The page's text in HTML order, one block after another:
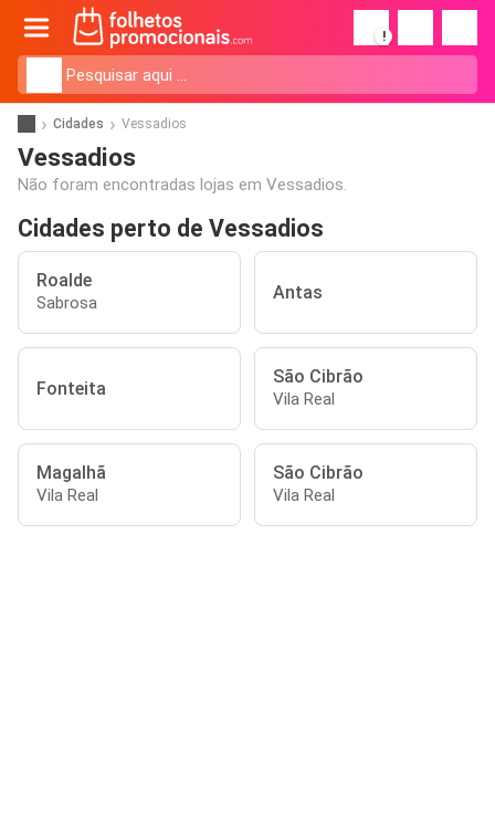
!
Cidades Vessadios
Vessadios
Não foram encontradas lojas em Vessadios.
Cidades perto de Vessadios
Roalde
Sabrosa Antas
Fonteita
São Cibrão
Vila Real
Magalhã
Vila Real
São Cibrão
Vila Real